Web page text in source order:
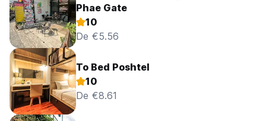
Phae Gate
10
De €5.56
To Bed Poshtel
10
De €8.61